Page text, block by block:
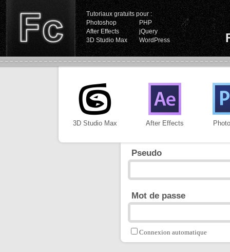
Tutoriaux gratuits pour :
Photoshop
PHP
After Effects
jQuery
3D Studio Max
WordPress
3D Studio Max After Effects
Pseudo
Mot de passe
Connexion automatique